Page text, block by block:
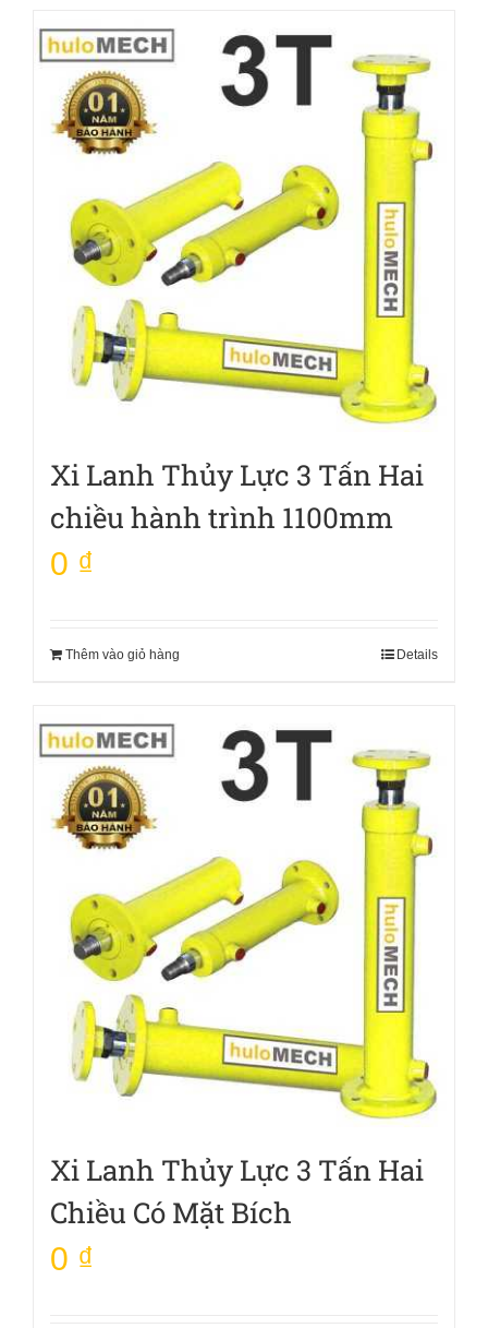
Xi Lanh Thủy Lực 3 Tấn Hai
chiều hành trình 1100mm
0 ₫
Thêm vào giỏ hàng Details
Xi Lanh Thủy Lực 3 Tấn Hai
Chiều Có Mặt Bích
0 ₫